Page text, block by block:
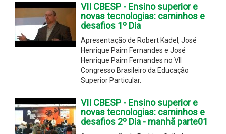
VII CBESP - Ensino superior e
novas tecnologias: caminhos e
desafios 1º Dia
Apresentação de Robert Kadel, José
Henrique Paim Fernandes e José
Henrique Paim Fernandes no VII
Congresso Brasileiro da Educação
Superior Particular.
VII CBESP - Ensino superior e
novas tecnologias: caminhos e
desafios 2º Dia - manhã parte01